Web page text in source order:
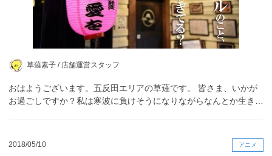
草薙素子 / 店舗運営スタッフ
おはようございます。五反田エリアの草薙です。 皆さま、いかが
お過ごしですか？私は寒波に負けそうになりながらなんとか生き…
2018/05/10 アニメ